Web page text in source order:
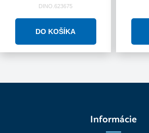
DINO.623675
Informácie